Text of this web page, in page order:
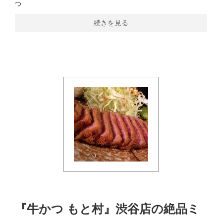
つ
続きを見る
『牛かつ もと村』渋谷店の絶品ミ